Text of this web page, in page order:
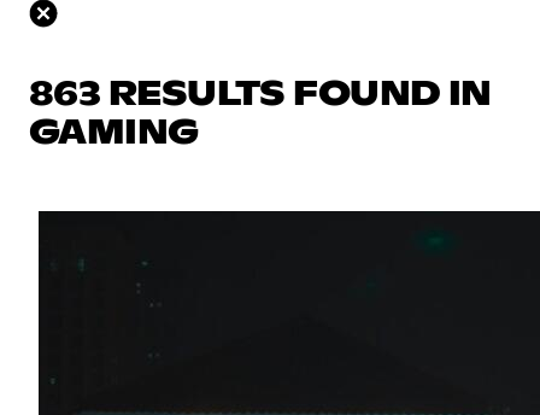
863 RESULTS FOUND IN
GAMING